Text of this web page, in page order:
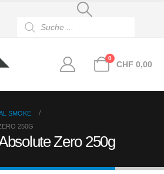
search
0
CHF 0,00
SMOKE
250G
Zero 250g